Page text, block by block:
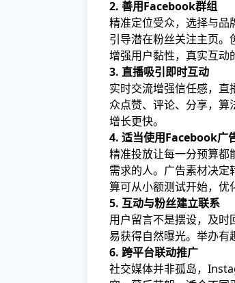
2. 善用Facebook群组
精准定位受众，选择与品
引导潜在粉丝关注主页
增强用户黏性，真实互动
3. 直播吸引即时互动
实时交流增强信任感，
众点赞、评论、分享，
增长更快。
4. 适当使用Facebook广
精准投放让每一分预算都
需求的人。广告素材决
算可从小额测试开始，优
5. 互动与粉丝建立联系
用户留言不是摆设，及
易获得自然曝光。举办有
6. 跨平台联动推广
社交媒体并非孤岛，